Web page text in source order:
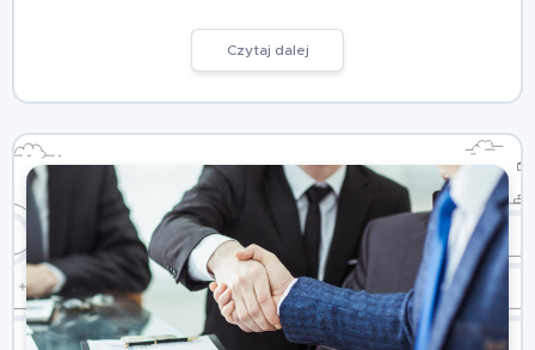
Czytaj dalej